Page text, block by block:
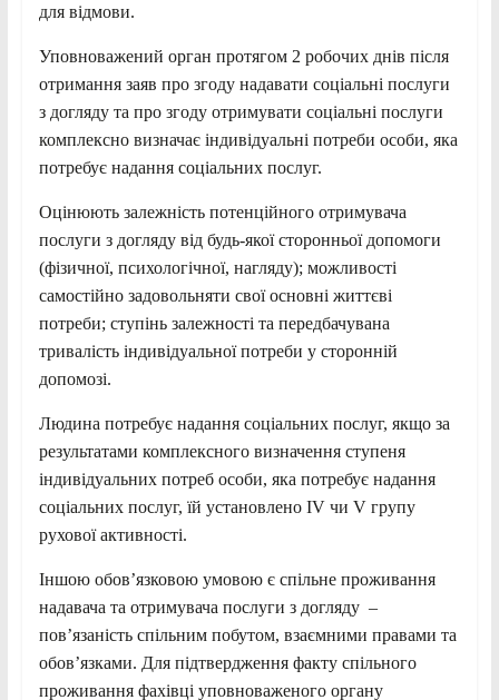
для відмови.
Уповноважений орган протягом 2 робочих днів після
отримання заяв про згоду надавати соціальні послуги
з догляду та про згоду отримувати соціальні послуги
комплексно визначає індивідуальні потреби особи, яка
потребує надання соціальних послуг.
Оцінюють залежність потенційного отримувача
послуги з догляду від будь-якої сторонньої допомоги
(фізичної, психологічної, нагляду); можливості
самостійно задовольняти свої основні життєві
потреби; ступінь залежності та передбачувана
тривалість індивідуальної потреби у сторонній
допомозі.
Людина потребує надання соціальних послуг, якщо за
результатами комплексного визначення ступеня
індивідуальних потреб особи, яка потребує надання
соціальних послуг, їй установлено IV чи V групу
рухової активності.
Іншою обов’язковою умовою є спільне проживання
надавача та отримувача послуги з догляду –
пов’язаність спільним побутом, взаємними правами та
обов’язками. Для підтвердження факту спільного
проживання фахівці уповноваженого органу